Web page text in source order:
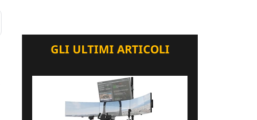
GLI ULTIMI ARTICOLI